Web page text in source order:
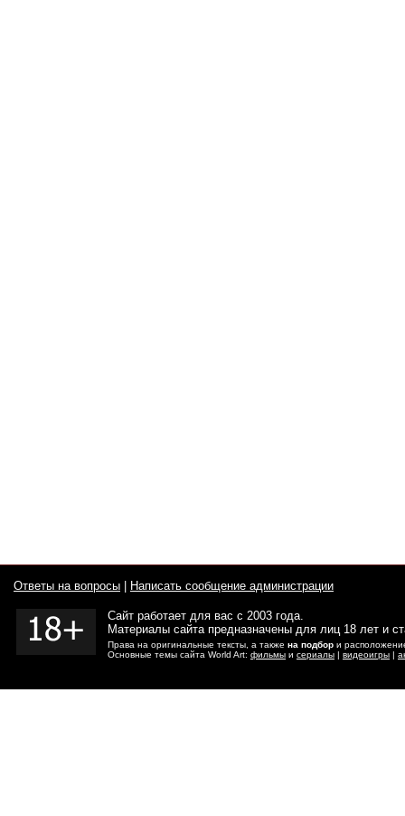
Ответы на вопросы Написать сообщение администрации
Сайт работает для вас с 2003 года.
Материалы сайта предназначены для лиц 18 лет и
Права на оригинальные тексты, а также на подбор и
Основные темы сайта World Art: фильмы и сериалы | видеоигры |